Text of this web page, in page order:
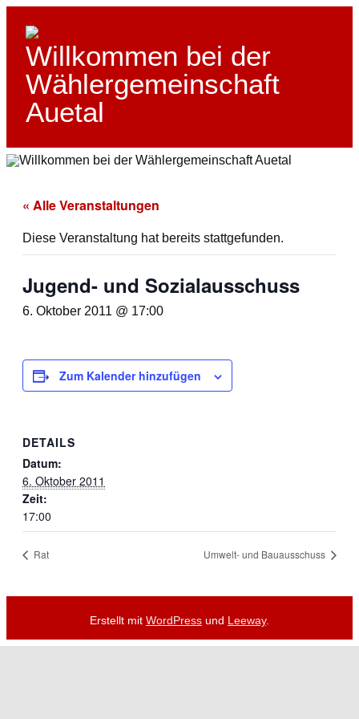
Skip
content
Willkommen bei der
Wählergemeinschaft
Auetal
« Alle Veranstaltungen
Diese Veranstaltung hat bereits stattgefunden.
Jugend- und Sozialausschuss
6. Oktober 2011 @ 17:00
Zum Kalender hinzufügen
DETAILS
Datum:
6. Oktober 2011
Zeit:
17:00
Rat Umwelt- und Bauausschuss
Erstellt mit WordPress und Leeway.